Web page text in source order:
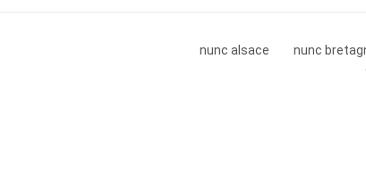
nunc alsace nunc